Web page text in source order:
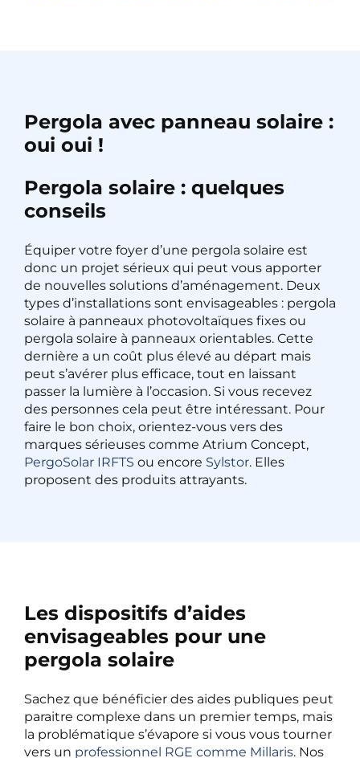
Pergola avec panneau solaire :
oui oui !
Pergola solaire : quelques
conseils
Équiper votre foyer d’une pergola solaire est
donc un projet sérieux qui peut vous apporter
de nouvelles solutions d’aménagement. Deux
types d’installations sont envisageables : pergola
solaire à panneaux photovoltaïques fixes ou
pergola solaire à panneaux orientables. Cette
dernière a un coût plus élevé au départ mais
peut s’avérer plus efficace, tout en laissant
passer la lumière à l’occasion. Si vous recevez
des personnes cela peut être intéressant. Pour
faire le bon choix, orientez-vous vers des
marques sérieuses comme Atrium Concept,
PergoSolar IRFTS ou encore Sylstor. Elles
proposent des produits attrayants.
Les dispositifs d’aides
envisageables pour une
pergola solaire
Sachez que bénéficier des aides publiques peut
paraitre complexe dans un premier temps, mais
la problématique s’évapore si vous vous tourner
vers un professionnel RGE comme Millaris. Nos